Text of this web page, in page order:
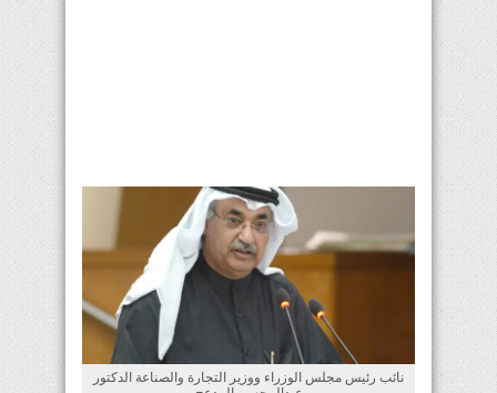
نائب رئيس مجلس الوزراء ووزير التجارة والصناعة الدكتور